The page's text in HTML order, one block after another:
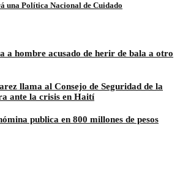
una Política Nacional de Cuidado
a hombre acusado de herir de bala a otro
llama al Consejo de Seguridad de la
ante la crisis en Haití
publica en 800 millones de pesos